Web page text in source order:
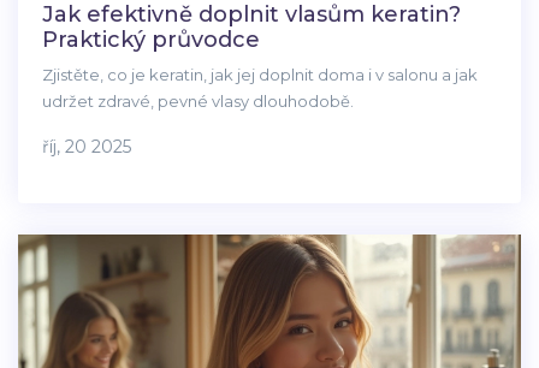
Jak efektivně doplnit vlasům keratin?
Praktický průvodce
Zjistěte, co je keratin, jak jej doplnit doma i v salonu a jak
udržet zdravé, pevné vlasy dlouhodobě.
říj, 20 2025